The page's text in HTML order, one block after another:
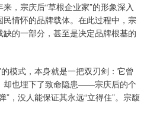
，宗庆后“草根企业家”的形象深入
情怀的品牌载体。在此过程中，宗
的一部分，甚至是决定品牌根基的
模式，本身就是一把双刃剑：它曾
却也埋下了致命隐患——宗庆后的个
”，没人能保证其永远“立得住”。宗馥